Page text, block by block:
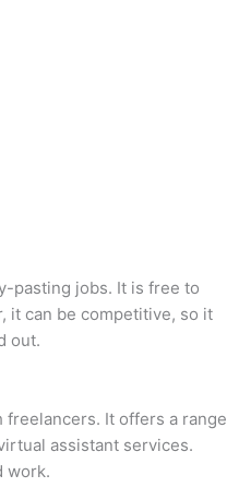
pasting jobs. It is free to
it can be competitive, so it
out.
It offers a range
assistant services.
work.